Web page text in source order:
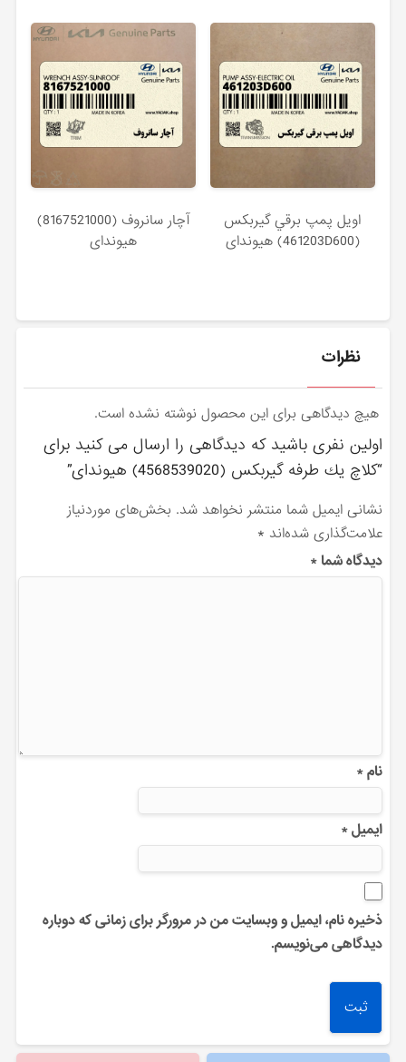
اويل پمپ برقي گيربكس
(461203D600) هیوندای
آچار سانروف (8167521000)
هیوندای
نظرات
هیچ دیدگاهی برای این محصول نوشته نشده است.
اولین نفری باشید که دیدگاهی را ارسال می کنید برای
“كلاچ يك طرفه گيربكس (4568539020) هیوندای”
نشانی ایمیل شما منتشر نخواهد شد. بخش‌های موردنیاز
علامت‌گذاری شده‌اند *
دیدگاه شما*
نام*
ایمیل*
ذخیره نام، ایمیل و وبسایت من در مرورگر برای زمانی که دوباره
دیدگاهی می‌نویسم.